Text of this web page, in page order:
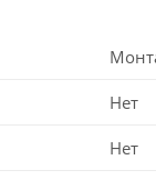
Нет
Нет